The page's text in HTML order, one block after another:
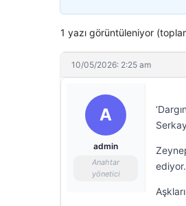
1 yazı görüntüleniyor
10/05/2026: 2:25 am
A
admin
Anahtar
yönetici
ediyor.